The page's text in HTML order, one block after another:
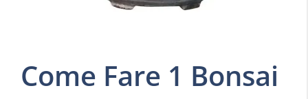
Come Fare 1 Bonsai